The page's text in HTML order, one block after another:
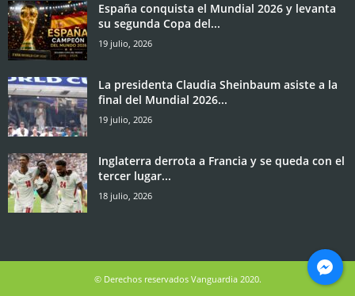
España conquista el Mundial 2026 y levanta
su segunda Copa del...
19 julio, 2026
La presidenta Claudia Sheinbaum asiste a la
final del Mundial 2026...
19 julio, 2026
Inglaterra derrota a Francia y se queda con el
tercer lugar...
18 julio, 2026
© Derechos reservados Vanguardia 2020.